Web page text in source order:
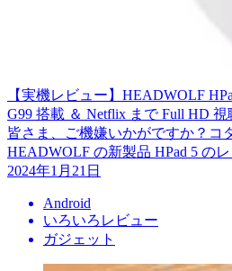
【実機レビュー】HEADWOLF
G99 搭載 ＆ Netflix まで Full HD 視
皆さま、ご機嫌いかがですか？コ
HEADWOLF の新製品 HPad 5 の
2024年1月21日
Android
いろいろレビュー
ガジェット